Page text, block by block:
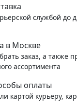
службой до
в Москве
заказ, а также
ассортимента
оплаты
картой курьеру,